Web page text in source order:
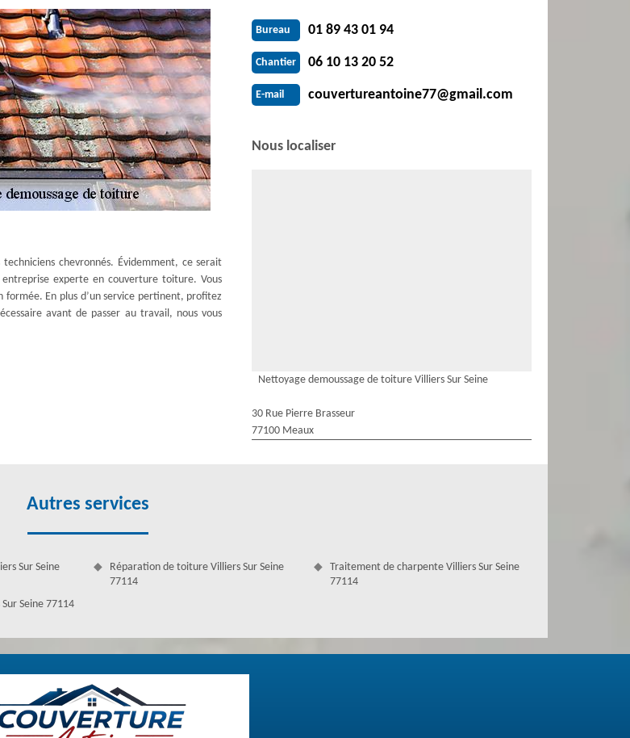
chevronnés. Évidemment, ce serait
experte en couverture toiture. Vous
En plus d’un service pertinent, profitez
avant de passer au travail, nous vous
un entretien. Plusieurs personnes ne savent
doit être modifié. Couverture Antoine est à
Bureau 01 89 43 01 94
Chantier 06 10 13 20 52
E-mail couvertureantoine77@gmail.com
Nous localiser
Nettoyage demoussage de toiture Villiers Sur Seine
30 Rue Pierre Brasseur
77100 Meaux
Autres services
Sur Seine
Seine 77114
Réparation de toiture Villiers Sur Seine
77114
Traitement de charpente Villiers Sur Seine
77114